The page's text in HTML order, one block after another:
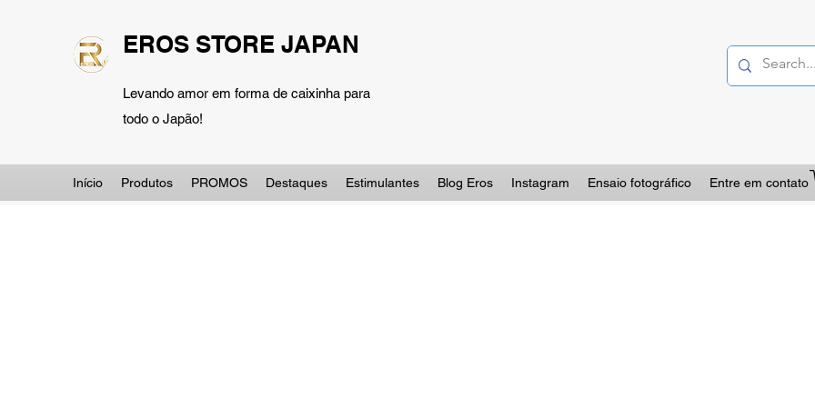
EROS STORE JAPAN
Levando amor em forma de caixinha para
todo o Japão!
Início Produtos PROMOS Destaques Estimulantes Blog Eros Instagram Ensaio fotográfico Entre em contato